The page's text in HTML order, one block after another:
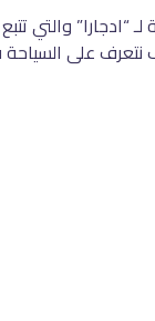
والتي
نتعرف على